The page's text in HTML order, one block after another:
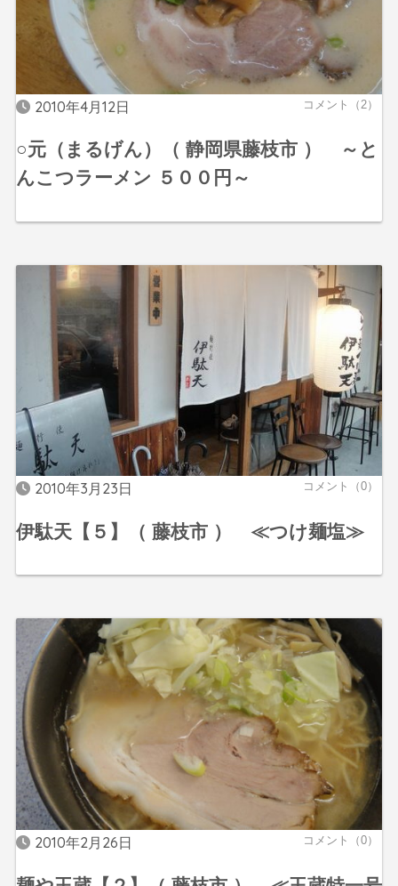
2010年4月12日 コメント（2）
○元（まるげん）（ 静岡県藤枝市 ） ～と
んこつラーメン ５００円～
2010年3月23日 コメント（0）
伊駄天【５】（ 藤枝市 ） ≪つけ麺塩≫
2010年2月26日 コメント（0）